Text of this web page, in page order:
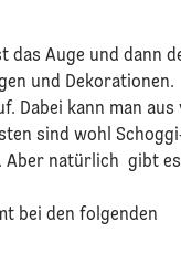
das Auge und dann
und Dekorationen.
Dabei kann man aus
sind wohl
Aber natürlich gibt
bei den folgenden